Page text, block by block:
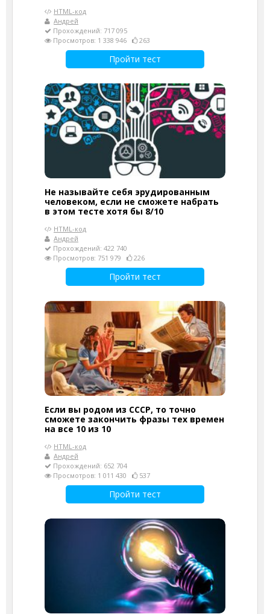
HTML-код
Андрей
Прохождений: 717 095
Просмотров: 1 338 946
263
Пройти тест
Не называйте себя эрудированным
человеком, если не сможете набрать
в этом тесте хотя бы 8/10
HTML-код
Андрей
Прохождений: 422 740
Просмотров: 751 979
226
Пройти тест
Если вы родом из СССР, то точно
сможете закончить фразы тех времен
на все 10 из 10
HTML-код
Андрей
Прохождений: 652 704
Просмотров: 1 011 430
537
Пройти тест